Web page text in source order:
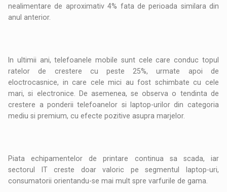
nealimentare de aproximativ 4% fata de perioada similara din
anul anterior.
In ultimii ani, telefoanele mobile sunt cele care conduc topul
ratelor de crestere cu peste 25%, urmate apoi de
eloctrocasnice, in care cele mici au fost schimbate cu cele
mari, si electronice. De asemenea, se observa o tendinta de
crestere a ponderii telefoanelor si laptop-urilor din categoria
mediu si premium, cu efecte pozitive asupra marjelor.
Piata echipamentelor de printare continua sa scada, iar
sectorul IT creste doar valoric pe segmentul laptop-uri,
consumatorii orientandu-se mai mult spre varfurile de gama.